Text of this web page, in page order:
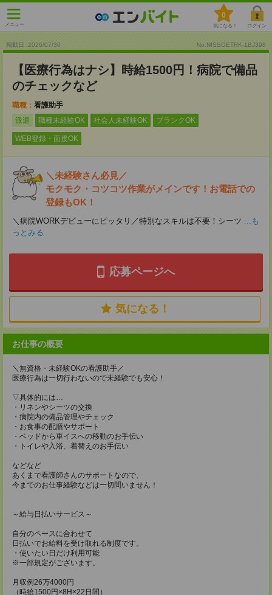
メニュー
0
気になる！ ログイン
掲載日 :2026/07/30 No.NISSOETRK-1BJ398
【医療行為はナシ】時給1500円！病院で備品
のチェックなど
職種： 看護助手
派遣
職種未経験OK 社会人未経験OK ブランクOK
WEB登録・面接OK
＼未経験さん必見／
モクモク・コツコツ作業がメインです！お電話での
登録もOK！
＼病院WORKデビューにピッタリ／特別なスキルは不要！シーツ ...も
っとみる
応募ページへ
気になる！
お仕事の概要
＼無資格・未経験OKの看護助手／
医療行為は一切行わないので未経験でも安心！
▽具体的には…
・リネンやシーツの交換
・病院内の備品管理やチェック
・お食事の配膳やサポート
・ベッドから車イスへの移動のお手伝い
・トイレや入浴、着替えのお手伝い
などなど
あくまで看護師さんのサポートなので、
今までのお仕事経験などは一切問いません！
～給与日払いサービス～
自分のペースに合わせて
日払いでお給料を受け取れる制度です。
・使いたい日だけ利用可能
※一部規定がございます。
月収例26万4000円
（時給1500円×8H×22日間）